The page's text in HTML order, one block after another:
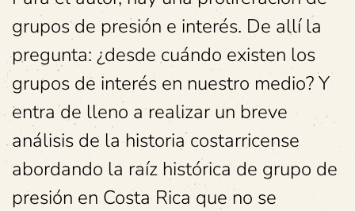
grupos de presión e interés. De allí la
pregunta: ¿desde cuándo existen los
grupos de interés en nuestro medio? Y
entra de lleno a realizar un breve
análisis de la historia costarricense
abordando la raíz histórica de grupo de
presión en Costa Rica que no se